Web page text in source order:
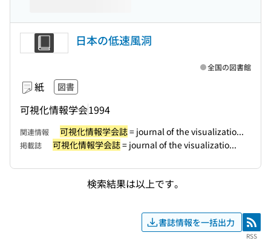
日本の低速風洞
紙 図書
可視化情報学会1994
全国の図書館
関連情報 可視化情報学会誌= journal of the visualizatio...
掲載誌 可視化情報学会誌= journal of the visualizatio...
検索結果は以上です。
書誌情報を一括出力 RSS
RSS